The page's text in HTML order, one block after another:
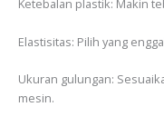
Ketebalan plastik: Makin
Elastisitas: Pilih yang
Ukuran gulungan:
mesin.